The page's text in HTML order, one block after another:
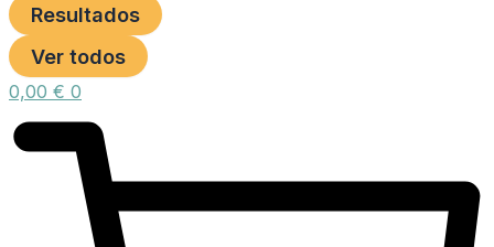
Resultados
Ver todos
0,00 € 0